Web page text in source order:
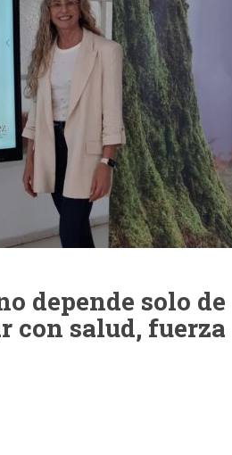
depende solo de
con salud, fuerza